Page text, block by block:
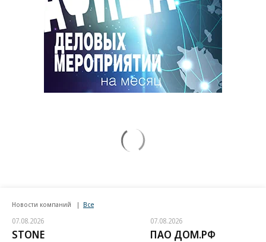
Новости компаний Все
07.08.2026
STONE
07.08.2026
ПАО ДОМ.РФ